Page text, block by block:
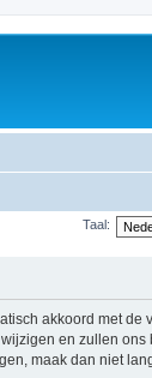
Taal:
akkoord met de
en zullen ons
maak dan niet